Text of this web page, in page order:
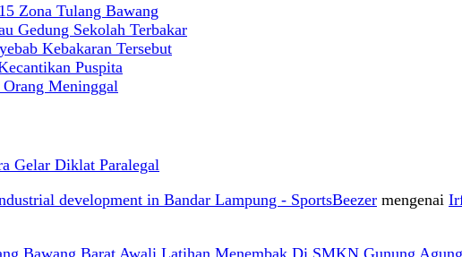
Zona Tulang Bawang
Gedung Sekolah Terbakar
Kebakaran Tersebut
Puspita
Meninggal
Gelar Diklat Paralegal
development in Bandar Lampung - SportsBeezer mengenai
Bawang Barat Awali Latihan Menembak Di SMKN Gunung Agung